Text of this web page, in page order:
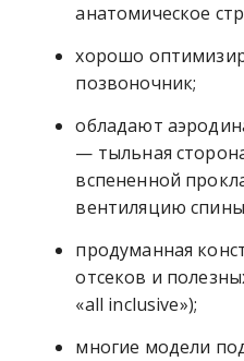
анатомическое
хорошо
позвоночник;
обладают
— тыльная
вспененной
вентиляцию
продуманная
отсеков и
«all inclusive»);
многие модели